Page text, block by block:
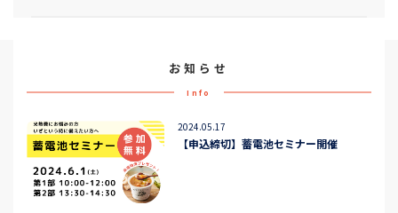
お知らせ
Info
2024.05.17
【申込締切】蓄電池セミナー開催